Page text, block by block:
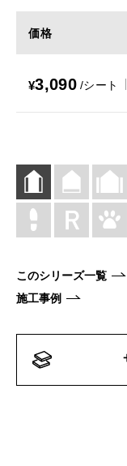
価格
¥3,090 /シート
このシリーズ一覧
施工事例